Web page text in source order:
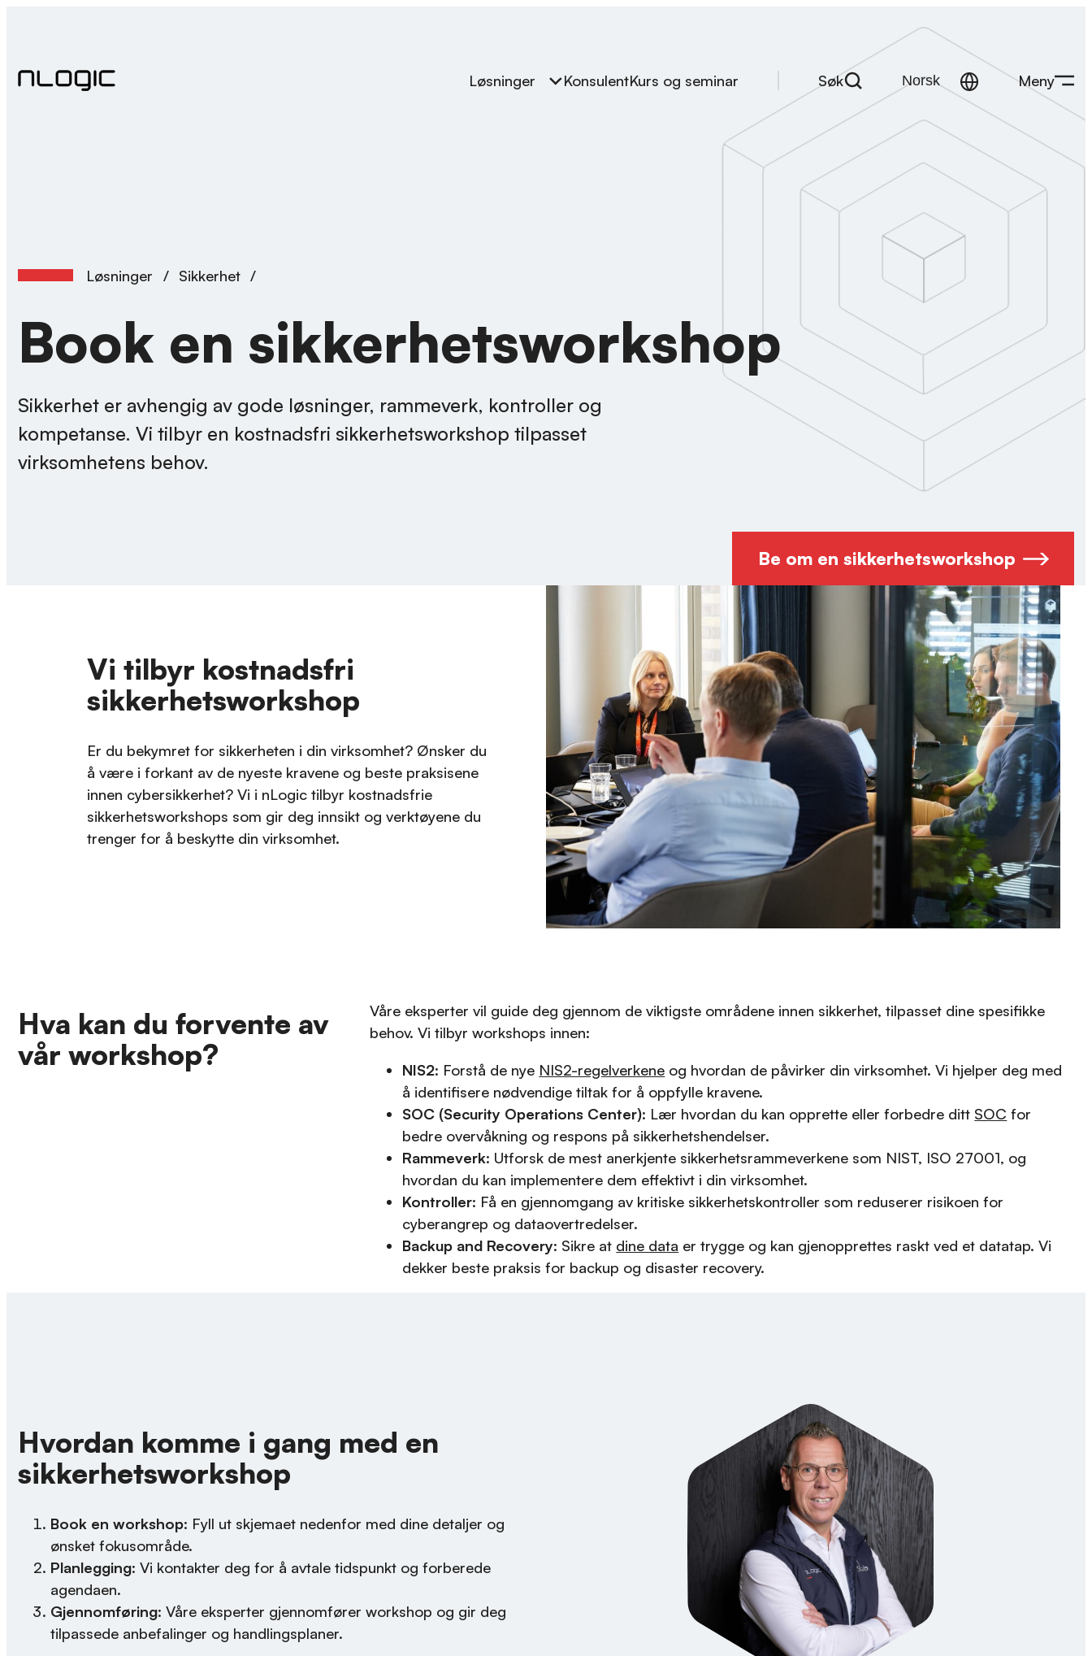
Løsninger
KonsulentKurs og seminar Søk Meny
Løsninger / Sikkerhet /
Book en sikkerhetsworkshop
Sikkerhet er avhengig av gode løsninger, rammeverk, kontroller og
kompetanse. Vi tilbyr en kostnadsfri sikkerhetsworkshop tilpasset
virksomhetens behov.
Be om en sikkerhetsworkshop
Vi tilbyr kostnadsfri
sikkerhetsworkshop
Er du bekymret for sikkerheten i din virksomhet? Ønsker du
å være i forkant av de nyeste kravene og beste praksisene
innen cybersikkerhet? Vi i nLogic tilbyr kostnadsfrie
sikkerhetsworkshops som gir deg innsikt og verktøyene du
trenger for å beskytte din virksomhet.
Hva kan du forvente av
vår workshop?
Våre eksperter vil guide deg gjennom de viktigste områdene innen sikkerhet, tilpasset dine spesifikke
behov. Vi tilbyr workshops innen:
NIS2: Forstå de nye NIS2-regelverkene og hvordan de påvirker din virksomhet. Vi hjelper deg med
å identifisere nødvendige tiltak for å oppfylle kravene.
SOC (Security Operations Center): Lær hvordan du kan opprette eller forbedre ditt SOC for
bedre overvåkning og respons på sikkerhetshendelser.
Rammeverk: Utforsk de mest anerkjente sikkerhetsrammeverkene som NIST, ISO 27001, og
hvordan du kan implementere dem effektivt i din virksomhet.
Kontroller: Få en gjennomgang av kritiske sikkerhetskontroller som reduserer risikoen for
cyberangrep og dataovertredelser.
Backup and Recovery: Sikre at dine data er trygge og kan gjenopprettes raskt ved et datatap. Vi
dekker beste praksis for backup og disaster recovery.
Hvordan komme i gang med en
sikkerhetsworkshop
Book en workshop: Fyll ut skjemaet nedenfor med dine detaljer og
ønsket fokusområde.
Planlegging: Vi kontakter deg for å avtale tidspunkt og forberede
agendaen.
Gjennomføring: Våre eksperter gjennomfører workshop og gir deg
tilpassede anbefalinger og handlingsplaner.